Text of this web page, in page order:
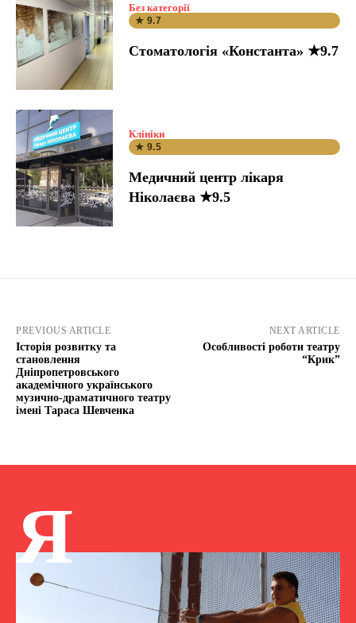
Без категорії
★ 9.7
Стоматологія «Константа» ★9.7
Клініки
★ 9.5
Медичний центр лікаря
Ніколаєва ★9.5
PREVIOUS ARTICLE
Історія розвитку та
становлення
Дніпропетровського
академічного українського
музично-драматичного театру
імені Тараса Шевченка
NEXT ARTICLE
Особливості роботи театру
“Крик”
Я